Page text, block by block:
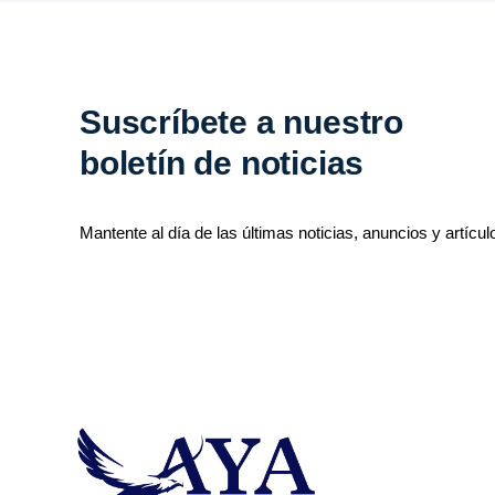
Suscríbete a nuestro
boletín de noticias
Mantente al día de las últimas noticias, anuncios y